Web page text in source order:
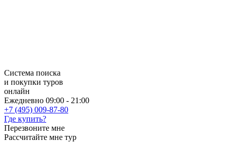
Система поиска
и покупки туров
онлайн
Ежедневно 09:00 - 21:00
+7 (495) 009-87-80
Где купить?
Перезвоните мне
Рассчитайте мне тур